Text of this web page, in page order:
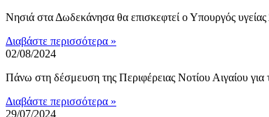
Νησιά στα Δωδεκάνησα θα επισκεφτεί ο Υπουργός
Διαβάστε περισσότερα »
02/08/2024
Πάνω στη δέσμευση της Περιφέρειας Νοτίου Αιγαίου
Διαβάστε περισσότερα »
29/07/2024